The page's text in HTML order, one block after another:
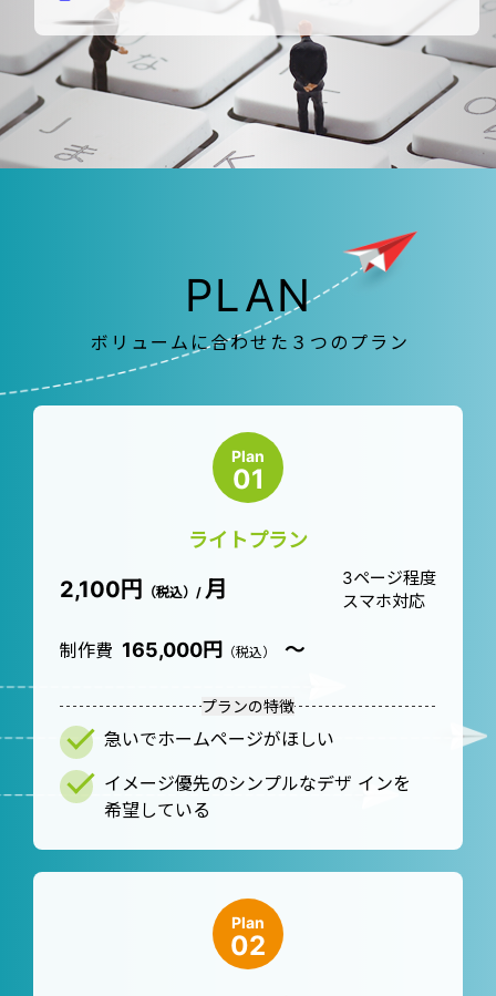
PLAN
ボリュームに合わせた３つのプラン
Plan
ライトプラン
2,100円 （税込）/ 月
3ページ程度
スマホ対応
制作費 165,000円 （税込） ～
プランの特徴
急いでホームページがほしい
イメージ優先のシンプルなデザ インを
希望している
Plan